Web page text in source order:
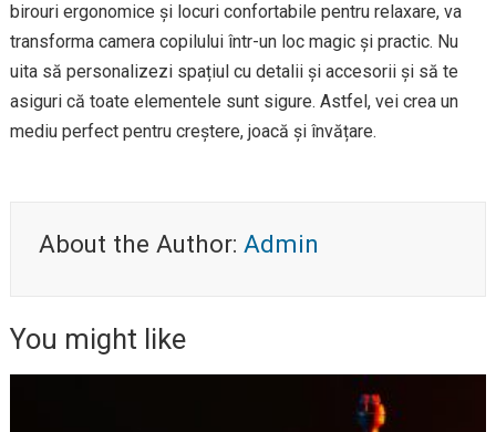
birouri ergonomice și locuri confortabile pentru relaxare, va
transforma camera copilului într-un loc magic și practic. Nu
uita să personalizezi spațiul cu detalii și accesorii și să te
asiguri că toate elementele sunt sigure. Astfel, vei crea un
mediu perfect pentru creștere, joacă și învățare.
About the Author: Admin
You might like